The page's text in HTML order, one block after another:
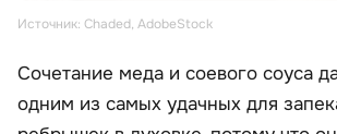
Источник: Chaded, AdobeStock
Сочетание меда и соевого соуса
одним из самых удачных для